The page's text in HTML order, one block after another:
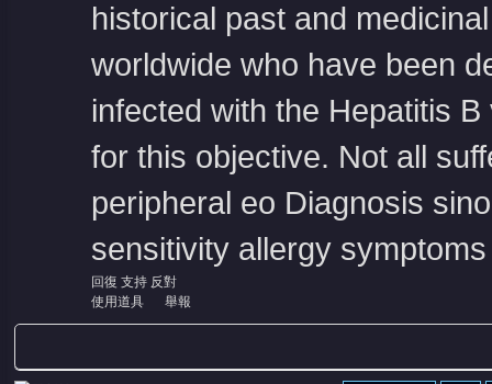
historical past and
worldwide who have been
infected with the Hepatitis
for this objective. Not all
peripheral eo Diagnosis
sensitivity allergy
回復 支持 反對
使用道具
舉報